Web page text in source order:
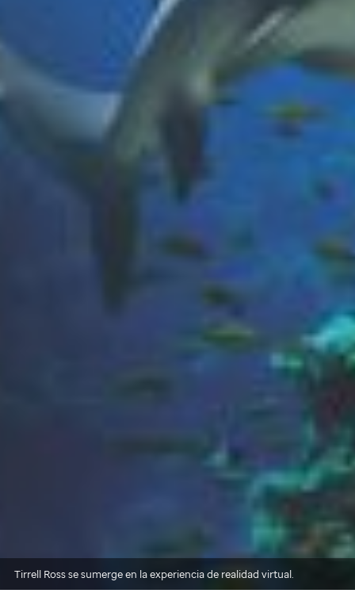
Tirrell Ross se sumerge en la experiencia de realidad virtual.